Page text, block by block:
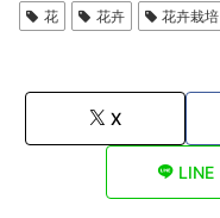
花
花卉 花卉栽培
X
LINE